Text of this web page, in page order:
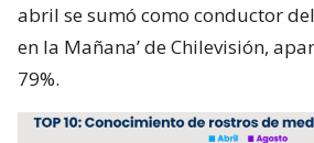
abril se sumó como conductor
en la Mañana’ de Chilevisión,
79%.